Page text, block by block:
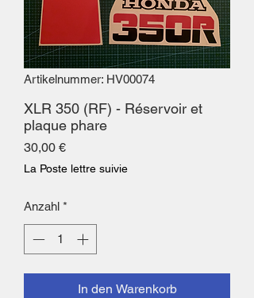
Artikelnummer: HV00074
XLR 350 (RF) - Réservoir et
plaque phare
30,00 €Preis
La Poste lettre suivie
Anzahl *
In den Warenkorb